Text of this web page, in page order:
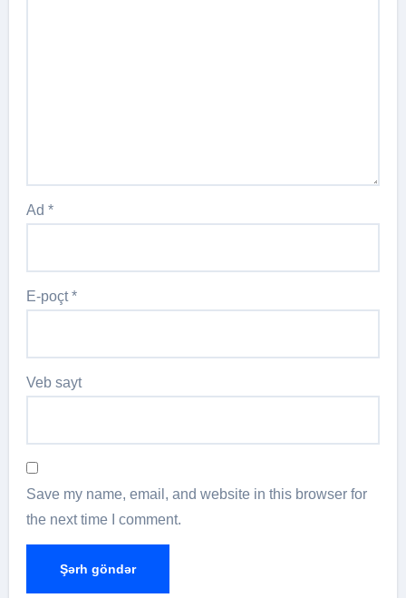
Ad*
E-poçt*
Veb sayt
Save my name, email, and website in this browser for
the next time I comment.